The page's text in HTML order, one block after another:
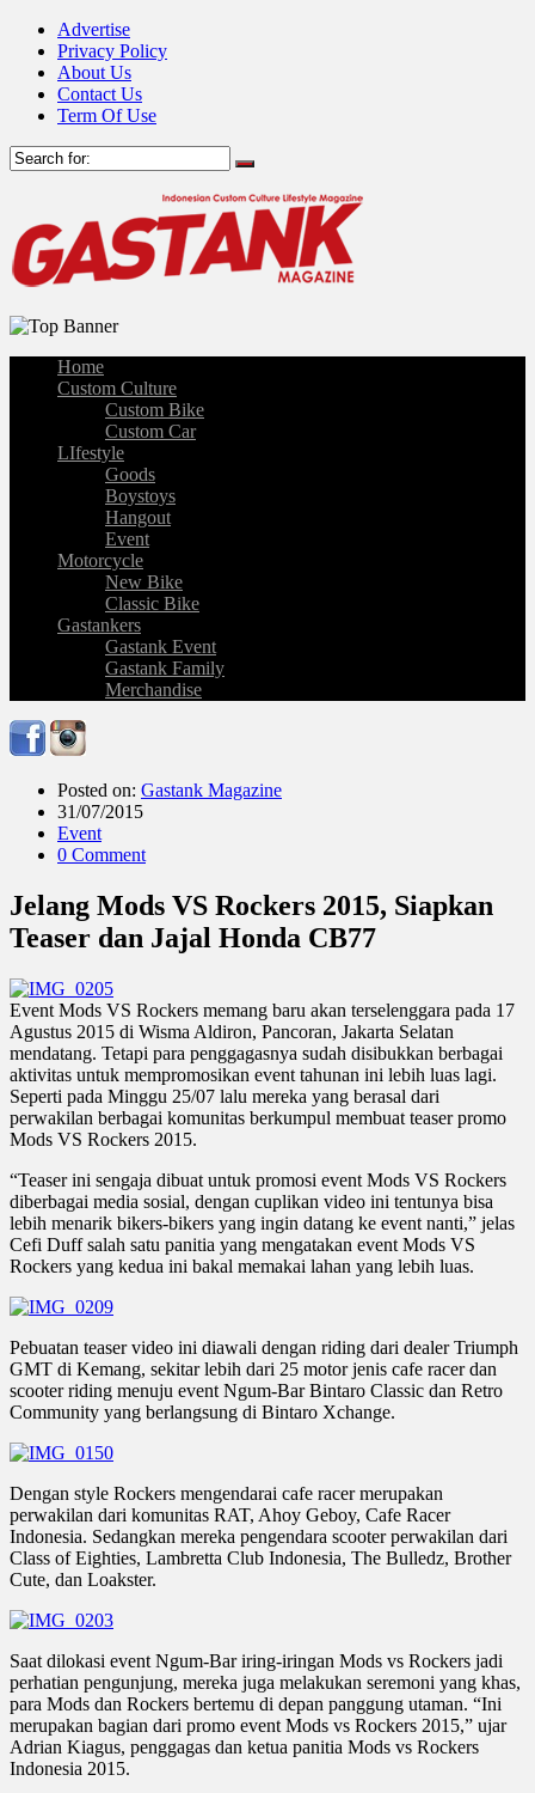
Advertise
Privacy Policy
About Us
Contact Us
Term Of Use
Home
Custom Culture
Custom Bike
Custom Car
LIfestyle
Goods
Boystoys
Hangout
Event
Motorcycle
New Bike
Classic Bike
Gastankers
Gastank Event
Gastank Family
Merchandise
Posted on: Gastank Magazine
31/07/2015
Event
0 Comment
Jelang Mods VS Rockers 2015, Siapkan
Teaser dan Jajal Honda CB77
Event Mods VS Rockers memang baru akan terselenggara pada 17
Agustus 2015 di Wisma Aldiron, Pancoran, Jakarta Selatan
mendatang. Tetapi para penggagasnya sudah disibukkan berbagai
aktivitas untuk mempromosikan event tahunan ini lebih luas lagi.
Seperti pada Minggu 25/07 lalu mereka yang berasal dari
perwakilan berbagai komunitas berkumpul membuat teaser promo
Mods VS Rockers 2015.
“Teaser ini sengaja dibuat untuk promosi event Mods VS Rockers
diberbagai media sosial, dengan cuplikan video ini tentunya bisa
lebih menarik bikers-bikers yang ingin datang ke event nanti,” jelas
Cefi Duff salah satu panitia yang mengatakan event Mods VS
Rockers yang kedua ini bakal memakai lahan yang lebih luas.
Pebuatan teaser video ini diawali dengan riding dari dealer Triumph
GMT di Kemang, sekitar lebih dari 25 motor jenis cafe racer dan
scooter riding menuju event Ngum-Bar Bintaro Classic dan Retro
Community yang berlangsung di Bintaro Xchange.
Dengan style Rockers mengendarai cafe racer merupakan
perwakilan dari komunitas RAT, Ahoy Geboy, Cafe Racer
Indonesia. Sedangkan mereka pengendara scooter perwakilan dari
Class of Eighties, Lambretta Club Indonesia, The Bulledz, Brother
Cute, dan Loakster.
Saat dilokasi event Ngum-Bar iring-iringan Mods vs Rockers jadi
perhatian pengunjung, mereka juga melakukan seremoni yang khas,
para Mods dan Rockers bertemu di depan panggung utaman. “Ini
merupakan bagian dari promo event Mods vs Rockers 2015,” ujar
Adrian Kiagus, penggagas dan ketua panitia Mods vs Rockers
Indonesia 2015.